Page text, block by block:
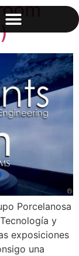
Porcelanosa
y
exposiciones
una